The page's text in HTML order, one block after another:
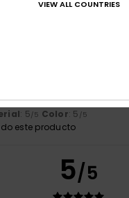
5/5 Relación calidad-
: 5/5 Color: 5 /5
este producto
5/5
VIEW ALL COUNTRIES